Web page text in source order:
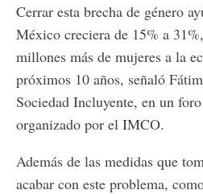
Cerrar esta brecha de género
México creciera de 15% a
millones más de mujeres a la
próximos 10 años, señaló
Sociedad Incluyente, en un
organizado por el IMCO.
Además de las medidas que
acabar con este problema,